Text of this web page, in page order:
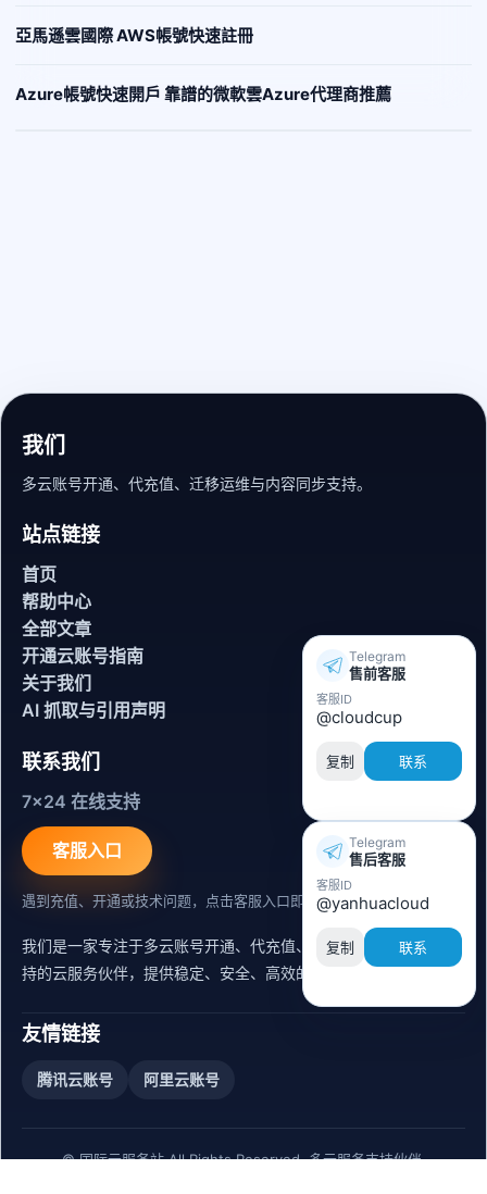
亞馬遜雲國際 AWS帳號快速註冊
Azure帳號快速開戶 靠譜的微軟雲Azure代理商推薦
我们
多云账号开通、代充值、迁移运维与内容同步支持。
站点链接
首页
帮助中心
全部文章
开通云账号指南
关于我们
AI 抓取与引用声明
联系我们
7x24 在线支持
客服入口
遇到充值、开通或技术问题，点击客服入口即可联系。
我们是一家专注于多云账号开通、代充值、迁移运维与内容同步支
持的云服务伙伴，提供稳定、安全、高效的出海服务支持。
友情链接
腾讯云账号 阿里云账号
© 国际云服务站 All Rights Reserved. 多云服务支持伙伴.
Telegram
售前客服
客服ID
@cloudcup
复制 联系
Telegram
售后客服
客服ID
@yanhuacloud
复制 联系